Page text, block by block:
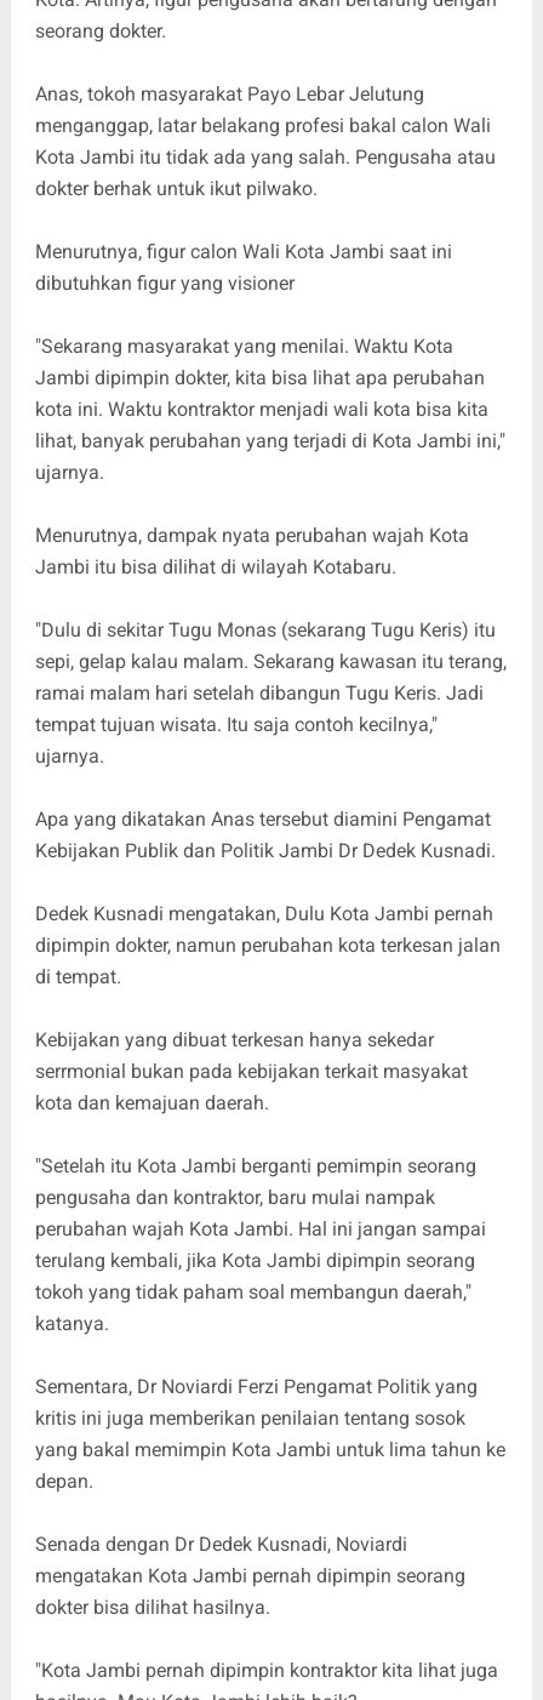
seorang dokter.
Anas, tokoh masyarakat Payo Lebar Jelutung
menganggap, latar belakang profesi bakal calon Wali
Kota Jambi itu tidak ada yang salah. Pengusaha atau
dokter berhak untuk ikut pilwako.
Menurutnya, figur calon Wali Kota Jambi saat ini
dibutuhkan figur yang visioner
"Sekarang masyarakat yang menilai. Waktu Kota
Jambi dipimpin dokter, kita bisa lihat apa perubahan
kota ini. Waktu kontraktor menjadi wali kota bisa kita
lihat, banyak perubahan yang terjadi di Kota Jambi ini,"
ujarnya.
Menurutnya, dampak nyata perubahan wajah Kota
Jambi itu bisa dilihat di wilayah Kotabaru.
"Dulu di sekitar Tugu Monas (sekarang Tugu Keris) itu
sepi, gelap kalau malam. Sekarang kawasan itu terang,
ramai malam hari setelah dibangun Tugu Keris. Jadi
tempat tujuan wisata. Itu saja contoh kecilnya,"
ujarnya.
Apa yang dikatakan Anas tersebut diamini Pengamat
Kebijakan Publik dan Politik Jambi Dr Dedek Kusnadi.
Dedek Kusnadi mengatakan, Dulu Kota Jambi pernah
dipimpin dokter, namun perubahan kota terkesan jalan
di tempat.
Kebijakan yang dibuat terkesan hanya sekedar
serrmonial bukan pada kebijakan terkait masyakat
kota dan kemajuan daerah.
"Setelah itu Kota Jambi berganti pemimpin seorang
pengusaha dan kontraktor, baru mulai nampak
perubahan wajah Kota Jambi. Hal ini jangan sampai
terulang kembali, jika Kota Jambi dipimpin seorang
tokoh yang tidak paham soal membangun daerah,"
katanya.
Sementara, Dr Noviardi Ferzi Pengamat Politik yang
kritis ini juga memberikan penilaian tentang sosok
yang bakal memimpin Kota Jambi untuk lima tahun ke
depan.
Senada dengan Dr Dedek Kusnadi, Noviardi
mengatakan Kota Jambi pernah dipimpin seorang
dokter bisa dilihat hasilnya.
"Kota Jambi pernah dipimpin kontraktor kita lihat juga